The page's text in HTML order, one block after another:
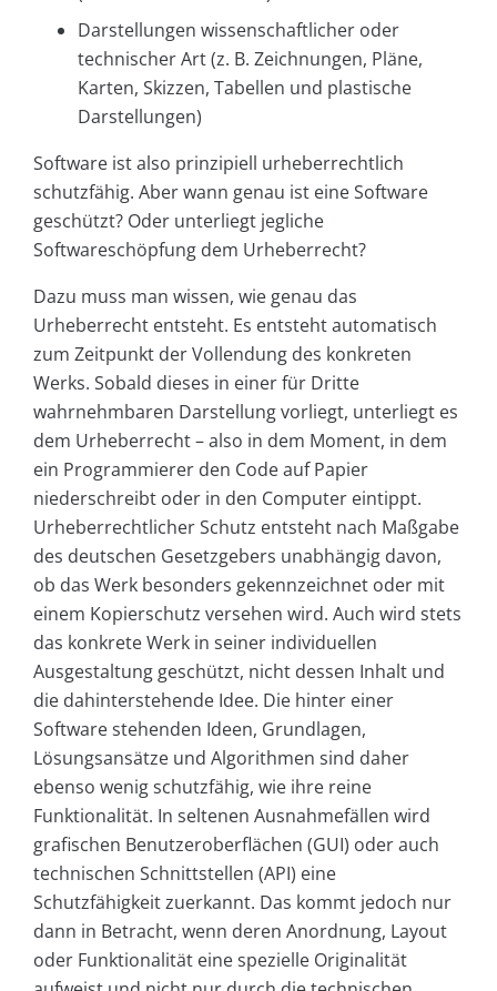
Darstellungen wissenschaftlicher oder
technischer Art (z. B. Zeichnungen, Pläne,
Karten, Skizzen, Tabellen und plastische
Darstellungen)
Software ist also prinzipiell urheberrechtlich
schutzfähig. Aber wann genau ist eine Software
geschützt? Oder unterliegt jegliche
Softwareschöpfung dem Urheberrecht?
Dazu muss man wissen, wie genau das
Urheberrecht entsteht. Es entsteht automatisch
zum Zeitpunkt der Vollendung des konkreten
Werks. Sobald dieses in einer für Dritte
wahrnehmbaren Darstellung vorliegt, unterliegt es
dem Urheberrecht – also in dem Moment, in dem
ein Programmierer den Code auf Papier
niederschreibt oder in den Computer eintippt.
Urheberrechtlicher Schutz entsteht nach Maßgabe
des deutschen Gesetzgebers unabhängig davon,
ob das Werk besonders gekennzeichnet oder mit
einem Kopierschutz versehen wird. Auch wird stets
das konkrete Werk in seiner individuellen
Ausgestaltung geschützt, nicht dessen Inhalt und
die dahinterstehende Idee. Die hinter einer
Software stehenden Ideen, Grundlagen,
Lösungsansätze und Algorithmen sind daher
ebenso wenig schutzfähig, wie ihre reine
Funktionalität. In seltenen Ausnahmefällen wird
grafischen Benutzeroberflächen (GUI) oder auch
technischen Schnittstellen (API) eine
Schutzfähigkeit zuerkannt. Das kommt jedoch nur
dann in Betracht, wenn deren Anordnung, Layout
oder Funktionalität eine spezielle Originalität